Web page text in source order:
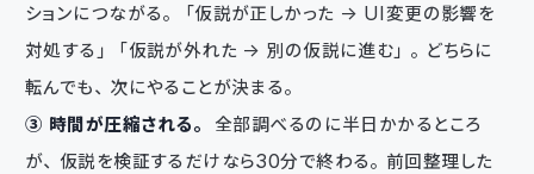
ションにつながる。「仮説が正しかった → UI変更の影響を
対処する」「仮説が外れた → 別の仮説に進む」。どちらに
転んでも、次にやることが決まる。
③ 時間が圧縮される。
全部調べるのに半日かかるところ
が、仮説を検証するだけなら30分で終わる。前回整理した